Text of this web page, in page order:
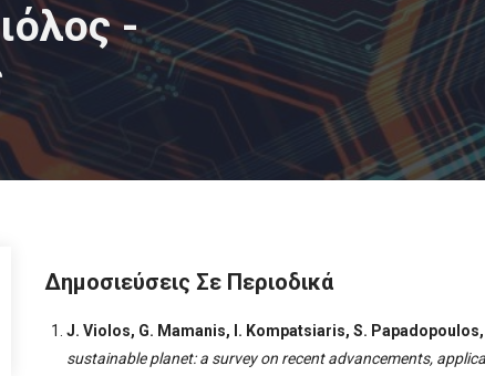
-
Δημοσιεύσεις Σε Περιοδικά
J. Violos, G. Mamanis, I. Kompatsiaris, S. Papadopoulos,
sustainable planet: a survey on recent advancements,